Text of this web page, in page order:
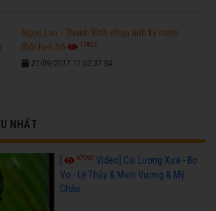
Ngọc Lan - Thanh Bình chụp ảnh kỷ niệm
thời hẹn hò
17827
21/09/2017 11:02:37 SA
NHẤT
[ 67092 Video] Cải Lương Xưa - Bơ
Vơ - Lệ Thủy & Minh Vương & Mỹ
Châu